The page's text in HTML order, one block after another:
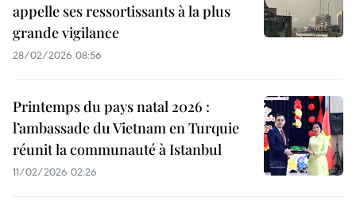
appelle ses ressortissants à la plus
grande vigilance
28/02/2026 08:56
Printemps du pays natal 2026 :
l’ambassade du Vietnam en Turquie
réunit la communauté à Istanbul
11/02/2026 02:26